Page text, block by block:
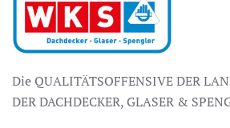
Die QUALITÄTSOFFENSIVE DER
DER DACHDECKER, GLASER &